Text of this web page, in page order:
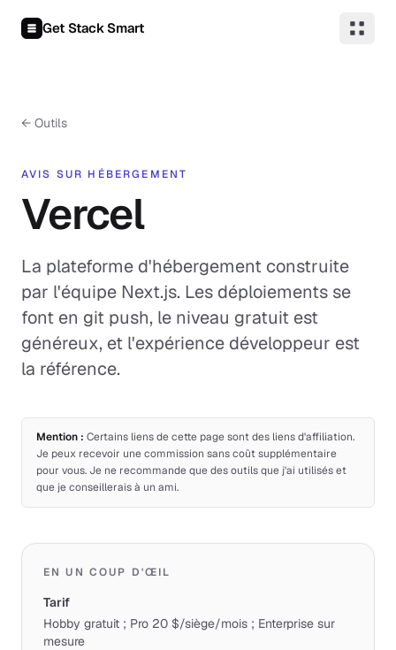
Get Stack Smart
← Outils
AVIS SUR HÉBERGEMENT
Vercel
La plateforme d'hébergement construite
par l'équipe Next.js. Les déploiements se
font en git push, le niveau gratuit est
généreux, et l'expérience développeur est
la référence.
Mention : Certains liens de cette page sont des liens d'affiliation.
Je peux recevoir une commission sans coût supplémentaire
pour vous. Je ne recommande que des outils que j'ai utilisés et
que je conseillerais à un ami.
EN UN COUP D'ŒIL
Tarif
Hobby gratuit ; Pro 20 $/siège/mois ; Enterprise sur
mesure